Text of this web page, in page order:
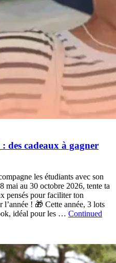
des cadeaux à gagner
les étudiants avec son
mai au 30 octobre 2026, tente ta
pensés pour faciliter ton
! 🎁 Cette année, 3 lots
idéal pour les … Continued